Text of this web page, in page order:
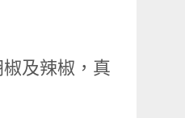
及辣椒，真